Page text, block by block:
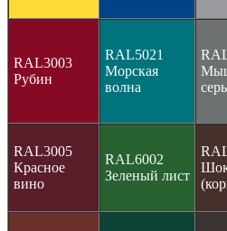
RAL3003
Рубин
RAL5021
Морская
волна
RAL3005
Красное
вино
RAL6002
Зеленый лист